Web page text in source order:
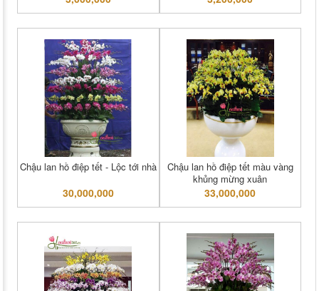
Chậu lan hồ điệp tết - Lộc tới nhà
30,000,000
Chậu lan hồ điệp tết màu vàng
khủng mừng xuân
33,000,000